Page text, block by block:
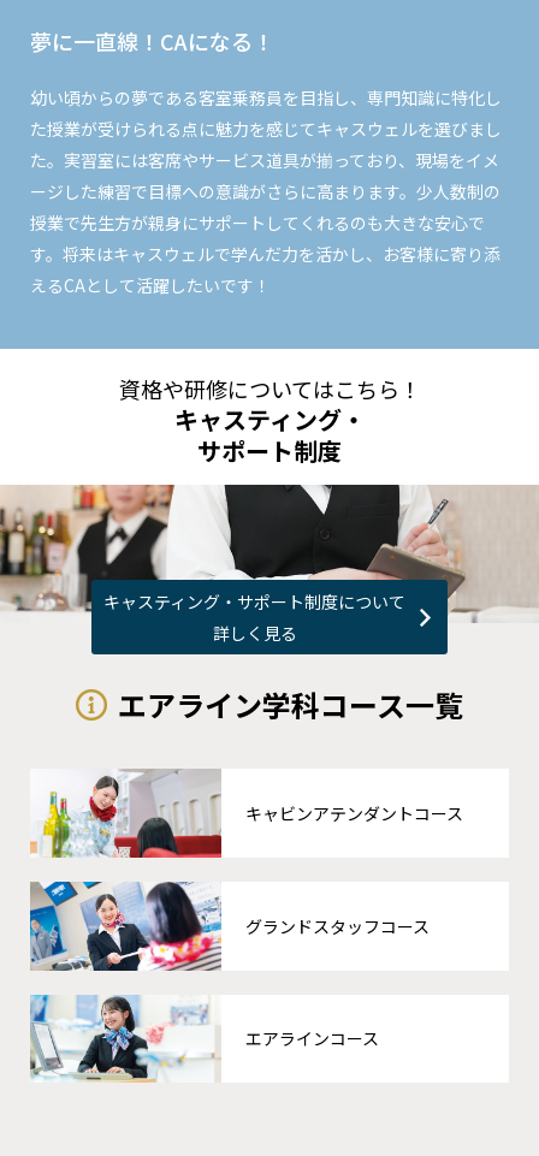
夢に一直線！CAになる！
幼い頃からの夢である客室乗務員を目指し、専門知識に特化し
た授業が受けられる点に魅力を感じてキャスウェルを選びまし
た。実習室には客席やサービス道具が揃っており、現場をイメ
ージした練習で目標への意識がさらに高まります。少人数制の
授業で先生方が親身にサポートしてくれるのも大きな安心で
す。将来はキャスウェルで学んだ力を活かし、お客様に寄り添
えるCAとして活躍したいです！
資格や研修についてはこちら！
キャスティング・
サポート制度
キャスティング・サポート制度について
詳しく見る
エアライン学科コース一覧
キャビンアテンダントコース
グランドスタッフコース
エアラインコース